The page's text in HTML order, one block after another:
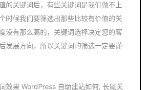
的关键词后，有些关键词是我们做不上
时候我们要筛选出那些比较有价值的关
没有那么高的，关键词选择决定您的客
发展方向，所以关键词的筛选一定要谨
效果 WordPress 自助建站如何, 长尾关